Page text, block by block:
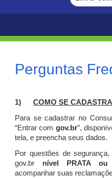
Perguntas
1) COMO SE
Para se cadastrar no
“Entrar com gov.br”,
tela, e preencha seus dados.
Por questões de
gov.br nível PRATA ou
acompanhar suas